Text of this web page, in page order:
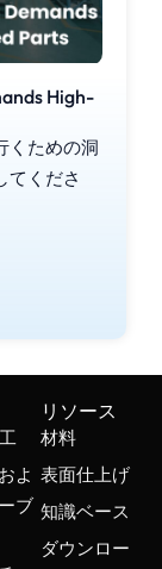
High-
くための洞
てくださ
よ
ブ
リソース
材料
表面仕上げ
知識ベース
ダウンロー